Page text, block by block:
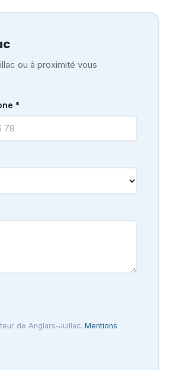
ou à proximité vous
*
de Anglars-Juillac. Mentions